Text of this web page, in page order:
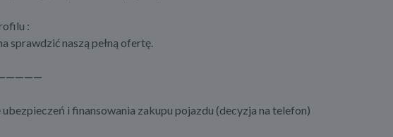
:
sprawdzić naszą pełną ofertę.
i finansowania zakupu pojazdu (decyzja na telefon)